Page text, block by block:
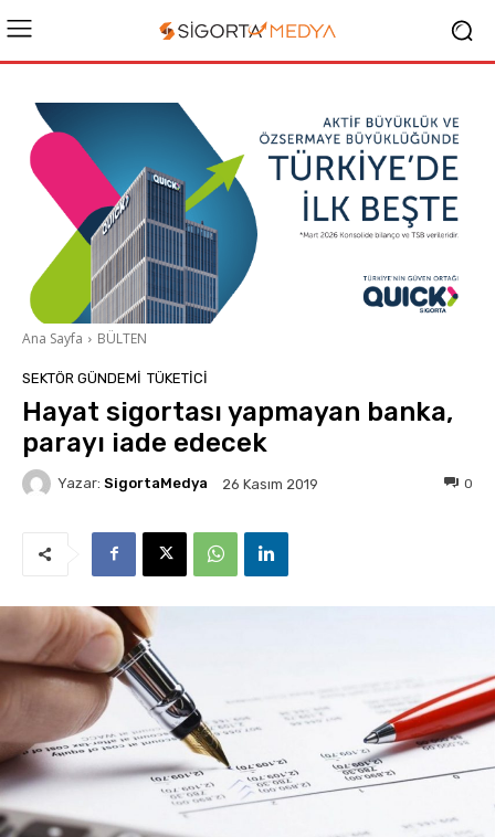
Ana Sayfa BÜLTEN
SEKTÖR GÜNDEMİ TÜKETICI
Hayat sigortası yapmayan banka,
parayı iade edecek
Yazar: SigortaMedya 26 Kasım 2019 0